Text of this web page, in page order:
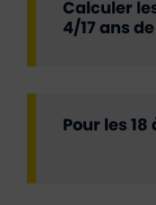
Calculer
4/17 ans
Pour les 18